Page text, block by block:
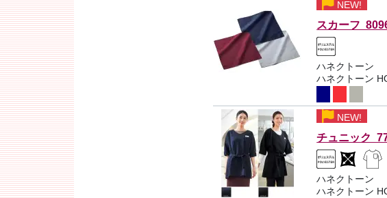
NEW!
スカーフ
ハネクトーン
ハネクトーン
NEW!
チュニック
ハネクトーン
ハネクトーン